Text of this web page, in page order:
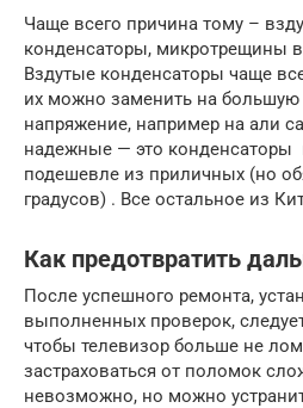
Чаще всего причина тому –
конденсаторы, микротрещины
Вздутые конденсаторы чаще
их можно заменить на
напряжение, например на али
надежные — это конденсаторы
подешевле из приличных (но
градусов) . Все остальное из
Как предотвратить
После успешного ремонта,
выполненных проверок,
чтобы телевизор больше не
застраховаться от поломок
невозможно, но можно